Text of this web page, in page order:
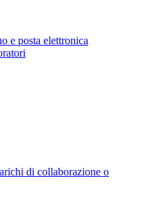
e posta elettronica
di collaborazione o